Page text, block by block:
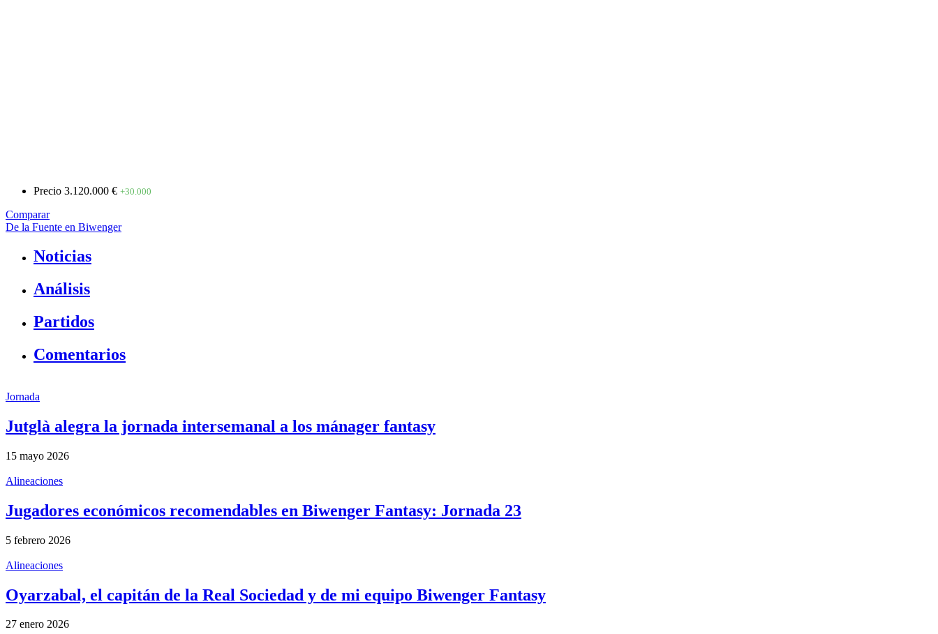
Precio 3.120.000 € +30.000
Comparar
De la Fuente en Biwenger
Noticias
Análisis
Partidos
Comentarios
Jornada
Jutglà alegra la jornada intersemanal a los mánager fantasy
15 mayo 2026
Alineaciones
Jugadores económicos recomendables en Biwenger Fantasy: Jornada 23
5 febrero 2026
Alineaciones
Oyarzabal, el capitán de la Real Sociedad y de mi equipo Biwenger Fantasy
27 enero 2026